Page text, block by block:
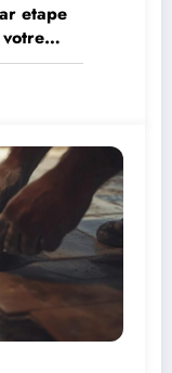
etape